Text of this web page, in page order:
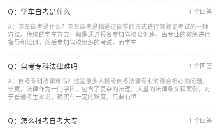
Q：学车自考是什么
1 个回答
A：学车自考是什么？学车自考是指通过自学的方式进行驾驶证考试的一种
方法。传统的学车方式一般是通过报名参加驾校培训班，由专业的教练进行
指导和培训，然后参加驾校组织的考试。而学车
Q：自考专科法律难吗
1 个回答
A：自考专科法律难吗？这是很多人报考自考法律专业时都会担心的问题。
毕竟，法律作为一门学科，包含了复杂的法理、大量的法律条文和案例，对
于普通考生来说，确实有一定的难度。只要有恒
Q：怎么报考自考大专
1 个回答